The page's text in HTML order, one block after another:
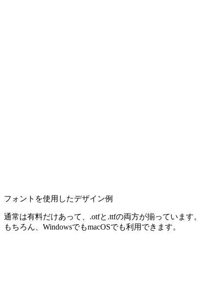
フォントを使用したデザイン例
通常は有料だけあって、.otfと.ttfの両方が揃っています。
もちろん、WindowsでもmacOSでも利用できます。